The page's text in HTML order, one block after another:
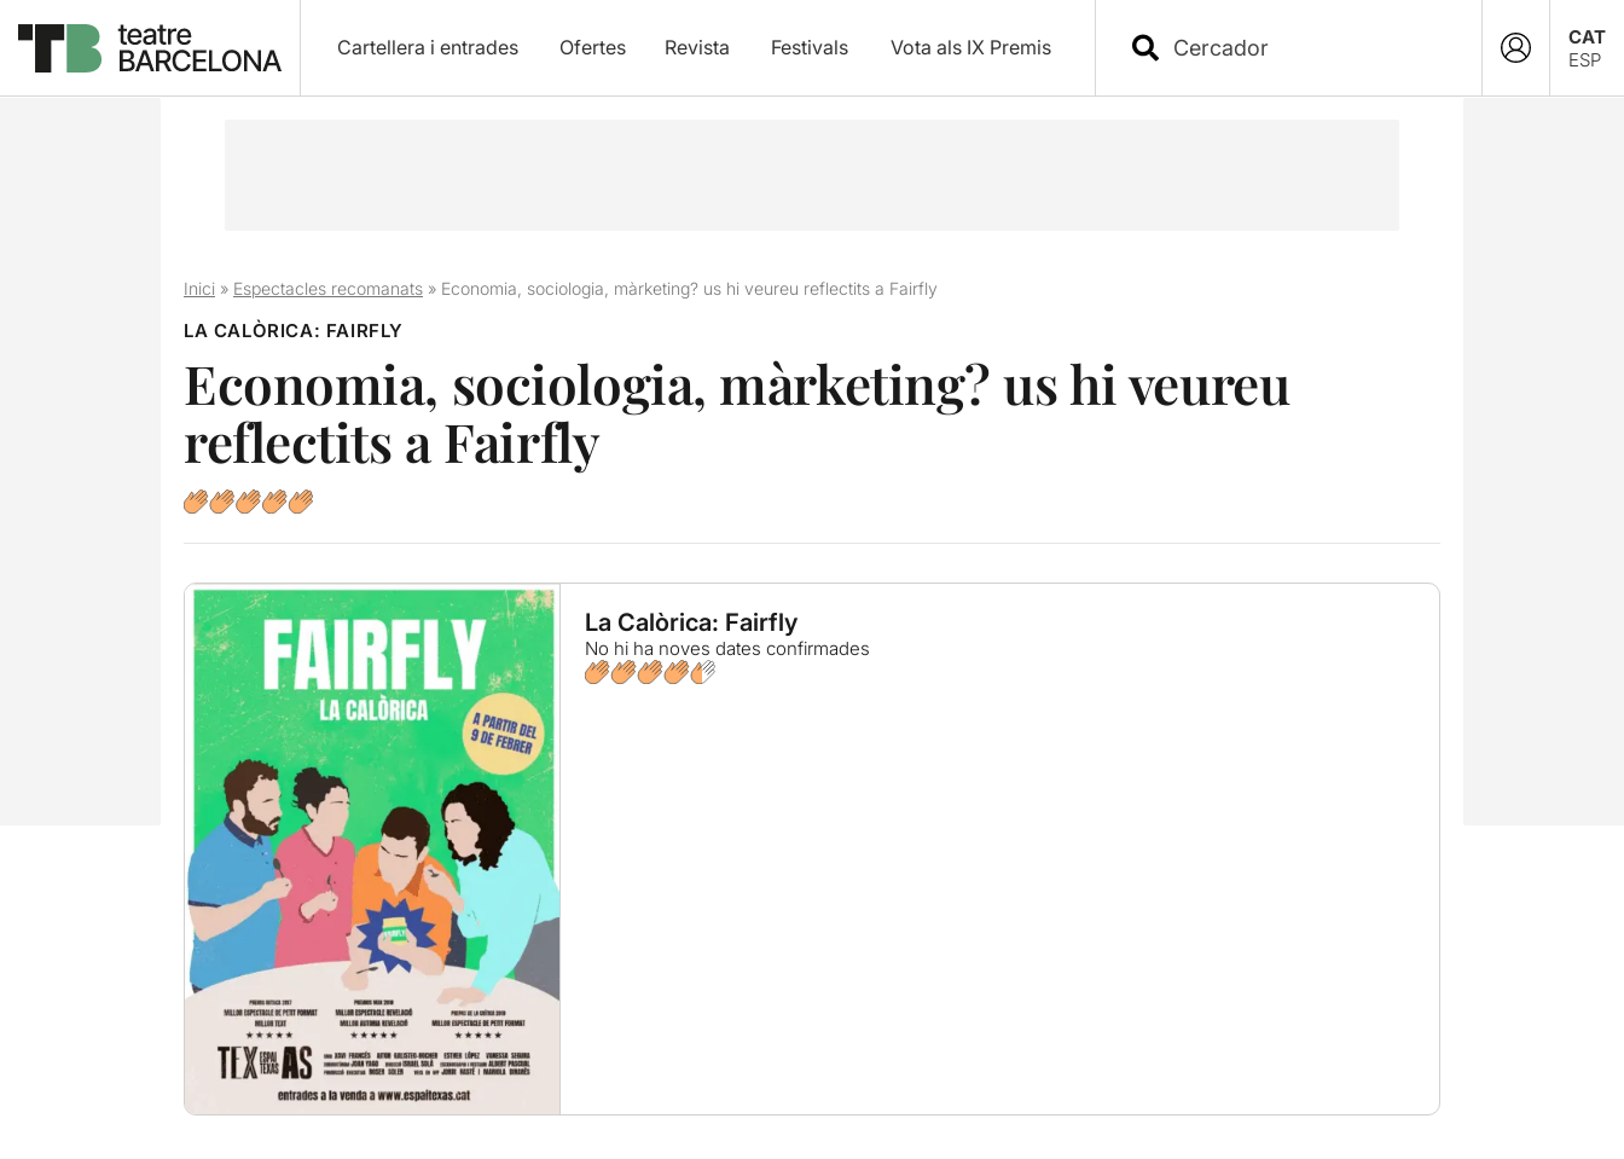
Cartellera i entrades Ofertes Revista Festivals Vota als IX Premis
CAT
ESP
Inici» Espectacles recomanats» Economia, sociologia, màrketing? us hi veureu reflectits a Fairfly
LA CALÒRICA: FAIRFLY
Economia, sociologia, màrketing? us hi veureu
reflectits a Fairfly
La Calòrica: Fairfly
No hi ha noves dates confirmades